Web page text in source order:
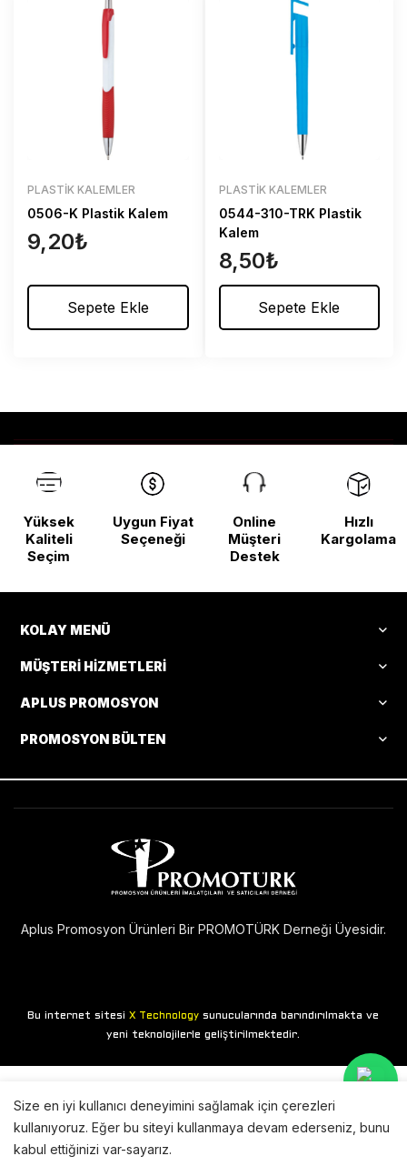
PLASTIK KALEMLER
0506-K Plastik Kalem
9,20₺
Sepete Ekle
PLASTIK KALEMLER
0544-310-TRK Plastik
Kalem
8,50₺
Sepete Ekle
Yüksek
Kaliteli
Seçim
Uygun Fiyat
Seçeneği
Online
Müşteri
Destek
Hızlı
Kargolama
KOLAY MENÜ
MÜŞTERI HIZMETLERI
APLUS PROMOSYON
PROMOSYON BÜLTEN
Aplus Promosyon Ürünleri Bir PROMOTÜRK Derneği Üyesidir.
Bu internet sitesiX Technology sunucularında barındırılmakta ve
yeni teknolojilerle geliştirilmektedir.
Size en iyi kullanıcı deneyimini sağlamak için çerezleri
kullanıyoruz. Eğer bu siteyi kullanmaya devam ederseniz, bunu
kabul ettiğinizi var-sayarız.